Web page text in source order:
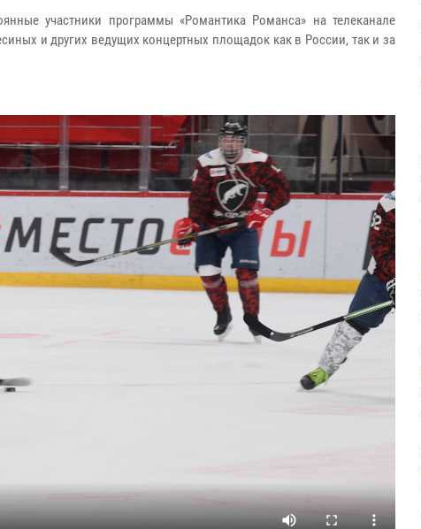
участники программы «Романтика Романса» на телеканале
и других ведущих концертных площадок как в России, так и за